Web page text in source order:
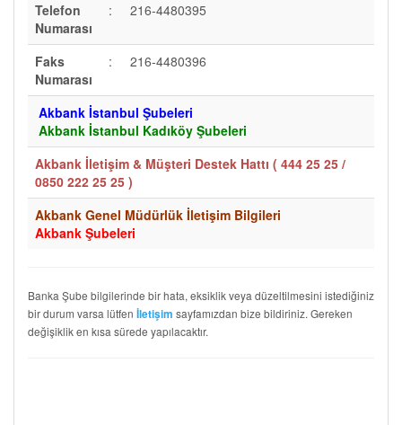
Telefon
Numarası
: 216-4480395
Faks
Numarası
: 216-4480396
Akbank İstanbul Şubeleri
Akbank İstanbul Kadıköy Şubeleri
Akbank İletişim & Müşteri Destek Hattı ( 444 25 25 /
0850 222 25 25 )
Akbank Genel Müdürlük İletişim Bilgileri
Akbank Şubeleri
Banka Şube bilgilerinde bir hata, eksiklik veya düzeltilmesini istediğiniz
bir durum varsa lütfen İletişim sayfamızdan bize bildiriniz. Gereken
değişiklik en kısa sürede yapılacaktır.